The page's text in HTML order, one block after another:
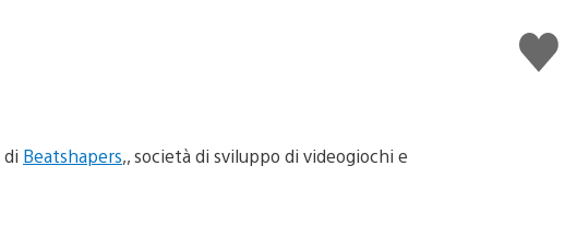
Mi
piace
Beatshapers,, società di sviluppo di videogiochi e